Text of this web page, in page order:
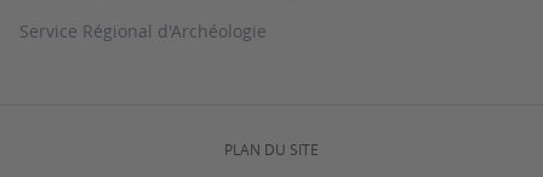
Service Régional d'Archéologie
PLAN DU SITE